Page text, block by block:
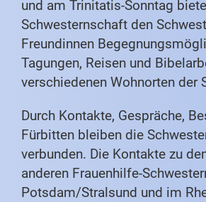
und am Trinitatis-Sonntag
Schwesternschaft den
Freundinnen
Tagungen, Reisen und
verschiedenen Wohnorten der
Durch Kontakte, Gespräche,
Fürbitten bleiben die
verbunden. Die Kontakte zu
anderen Frauenhilfe-
Potsdam/Stralsund und im